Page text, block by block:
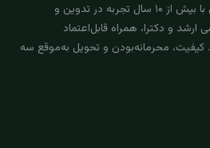
موسسه پژوهشی سبزانگشتی با بیش از ۱۰ سال تجربه در تدوین و
ارشد و دکترا، همراه قابل‌اعتماد
کیفیت، محرمانه‌بودن و تحویل به‌موقع سه